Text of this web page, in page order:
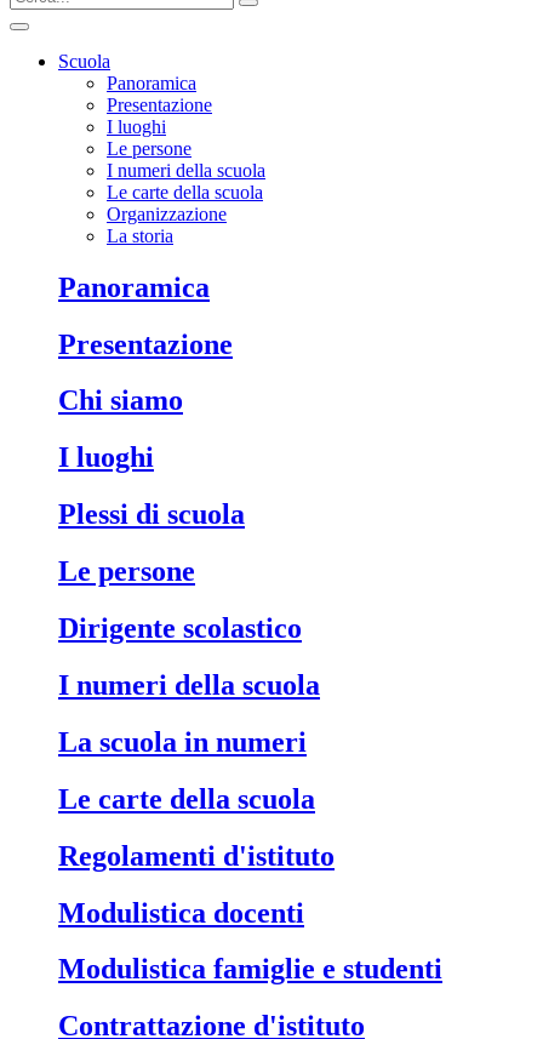
Scuola
Panoramica
Presentazione
I luoghi
Le persone
I numeri della scuola
Le carte della scuola
Organizzazione
La storia
Panoramica
Presentazione
Chi siamo
I luoghi
Plessi di scuola
Le persone
Dirigente scolastico
I numeri della scuola
La scuola in numeri
Le carte della scuola
Regolamenti d'istituto
Modulistica docenti
Modulistica famiglie e studenti
Contrattazione d'istituto